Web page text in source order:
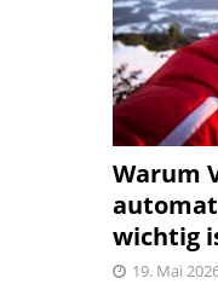
Warum
wichtig
19. Mai